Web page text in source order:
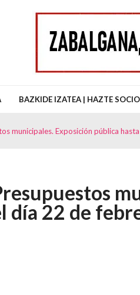
Elkartea
BAZKIDE IZATEA | HAZTE SOCIO
municipales. Exposición pública
día 22 de